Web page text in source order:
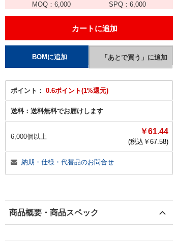
MOQ： 6,000 SPQ：6,000
ポイント： 0.6ポイント(1%還元)
送料： 送料無料でお届けします
6,000個以上
￥61.44
(税込￥ 67.58)
納期・仕様・代替品のお問合せ
商品概要・商品スペック